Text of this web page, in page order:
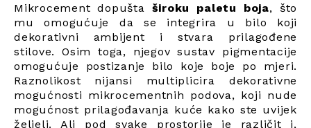
Mikrocement dopušta široku paletu boja, što
mu omogućuje da se integrira u bilo koji
dekorativni ambijent i stvara prilagođene
stilove. Osim toga, njegov sustav pigmentacije
omogućuje postizanje bilo koje boje po mjeri.
Raznolikost nijansi multiplicira dekorativne
mogućnosti mikrocementnih podova, koji nude
mogućnost prilagođavanja kuće kako ste uvijek
željeli. Ali pod svake prostorije je različit i,